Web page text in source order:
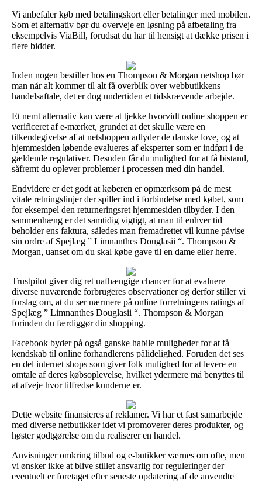
Vi anbefaler køb med betalingskort eller betalinger med mobilen.
Som et alternativ bør du overveje en løsning på afbetaling fra
eksempelvis ViaBill, forudsat du har til hensigt at dække prisen i
flere bidder.
Inden nogen bestiller hos en Thompson & Morgan netshop bør
man når alt kommer til alt få overblik over webbutikkens
handelsaftale, det er dog undertiden et tidskrævende arbejde.
Et nemt alternativ kan være at tjekke hvorvidt online shoppen er
verificeret af e-mærket, grundet at det skulle være en
tilkendegivelse af at netshoppen adlyder de danske love, og at
hjemmesiden løbende evalueres af eksperter som er indført i de
gældende regulativer. Desuden får du mulighed for at få bistand,
såfremt du oplever problemer i processen med din handel.
Endvidere er det godt at køberen er opmærksom på de mest
vitale retningslinjer der spiller ind i forbindelse med købet, som
for eksempel den returneringsret hjemmesiden tilbyder. I den
sammenhæng er det samtidig vigtigt, at man til enhver tid
beholder ens faktura, således man fremadrettet vil kunne påvise
sin ordre af Spejlæg ” Limnanthes Douglasii “. Thompson &
Morgan, uanset om du skal købe gave til en dame eller herre.
Trustpilot giver dig ret uafhængige chancer for at evaluere
diverse nuværende forbrugeres observationer og derfor stiller vi
forslag om, at du ser nærmere på online forretningens ratings af
Spejlæg ” Limnanthes Douglasii “. Thompson & Morgan
forinden du færdiggør din shopping.
Facebook byder på også ganske habile muligheder for at få
kendskab til online forhandlerens pålidelighed. Foruden det ses
en del internet shops som giver folk mulighed for at levere en
omtale af deres købsoplevelse, hvilket ydermere må benyttes til
at afveje hvor tilfredse kunderne er.
Dette website finansieres af reklamer. Vi har et fast samarbejde
med diverse netbutikker idet vi promoverer deres produkter, og
høster godtgørelse om du realiserer en handel.
Anvisninger omkring tilbud og e-butikker værnes om ofte, men
vi ønsker ikke at blive stillet ansvarlig for reguleringer der
eventuelt er foretaget efter seneste opdatering af de anvendte